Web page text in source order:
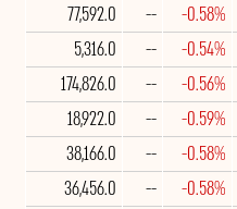
-0.58%
--
77,592.0
-0.54%
--
5,316.0
-0.56%
--
174,826.0
-0.59%
--
18,922.0
-0.58%
--
38,166.0
-0.58%
--
36,456.0